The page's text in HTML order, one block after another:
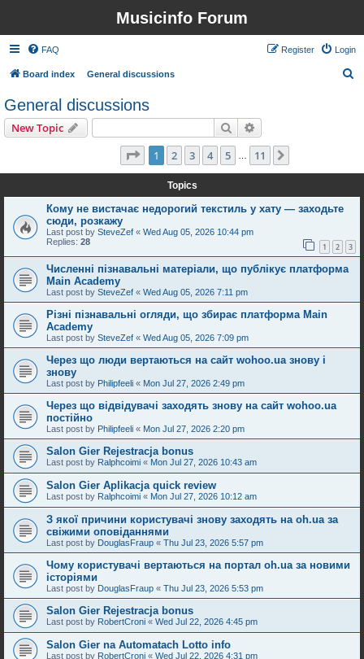
Musicinfo Forum
FAQ Login
Register
Board index General discussions
General discussions
New Topic Search
Page 1of 11
1 2 3 4 5 11
Topics
Кому не вистачає недорогий текстиль у хату — заходьте
сюди, розкажу
Last post by SteveZef « Wed Aug 05, 2026 10:44 pm
Replies: 28 1 2 3
Численні пізнавальні матеріали, що публікує платформа
Main Academy
Last post by SteveZef « Wed Aug 05, 2026 7:11 pm
Різні пізнавальні огляди, що збирає платформа Main
Academy
Last post by SteveZef « Wed Aug 05, 2026 7:09 pm
Через що люди вертаються на сайт wohoo.ua знову і
знову
Last post by Philipfeeli « Mon Jul 27, 2026 2:49 pm
Через що відвідувачі заходять знову на сайт wohoo.ua
постійно
Last post by Philipfeeli « Mon Jul 27, 2026 2:20 pm
Salon Gier Rejestracja bonus
Last post by Ralphcoimi « Mon Jul 27, 2026 10:43 am
Salon Gier Aplikacja quick review
Last post by Ralphcoimi « Mon Jul 27, 2026 10:12 am
З якої причини користувачі знову заходять на oh.ua за
свіжими оповіданнями
Last post by DouglasFraup « Thu Jul 23, 2026 5:57 pm
Чому користувачі вертаються на портал oh.ua за новими
історіями
Last post by DouglasFraup « Thu Jul 23, 2026 5:53 pm
Salon Gier Rejestracja bonus
Last post by RobertCroni « Wed Jul 22, 2026 4:45 pm
Salon Gier na Automatach Lotto info
Last post by RobertCroni « Wed Jul 22, 2026 4:31 pm